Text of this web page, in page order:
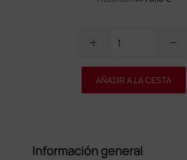
add remove
AÑADIR A LA CESTA
Información general